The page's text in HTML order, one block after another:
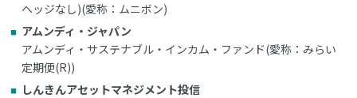
ヘッジなし)(愛称：ムニボン)
アムンディ・ジャパン
アムンディ・サステナブル・インカム・ファンド(愛称：みらい
定期便(R))
しんきんアセットマネジメント投信